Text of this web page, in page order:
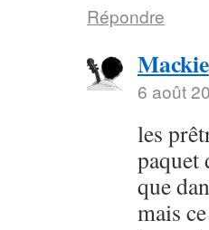
Répondre
Mackie
6 août
les
paquet
que
mais